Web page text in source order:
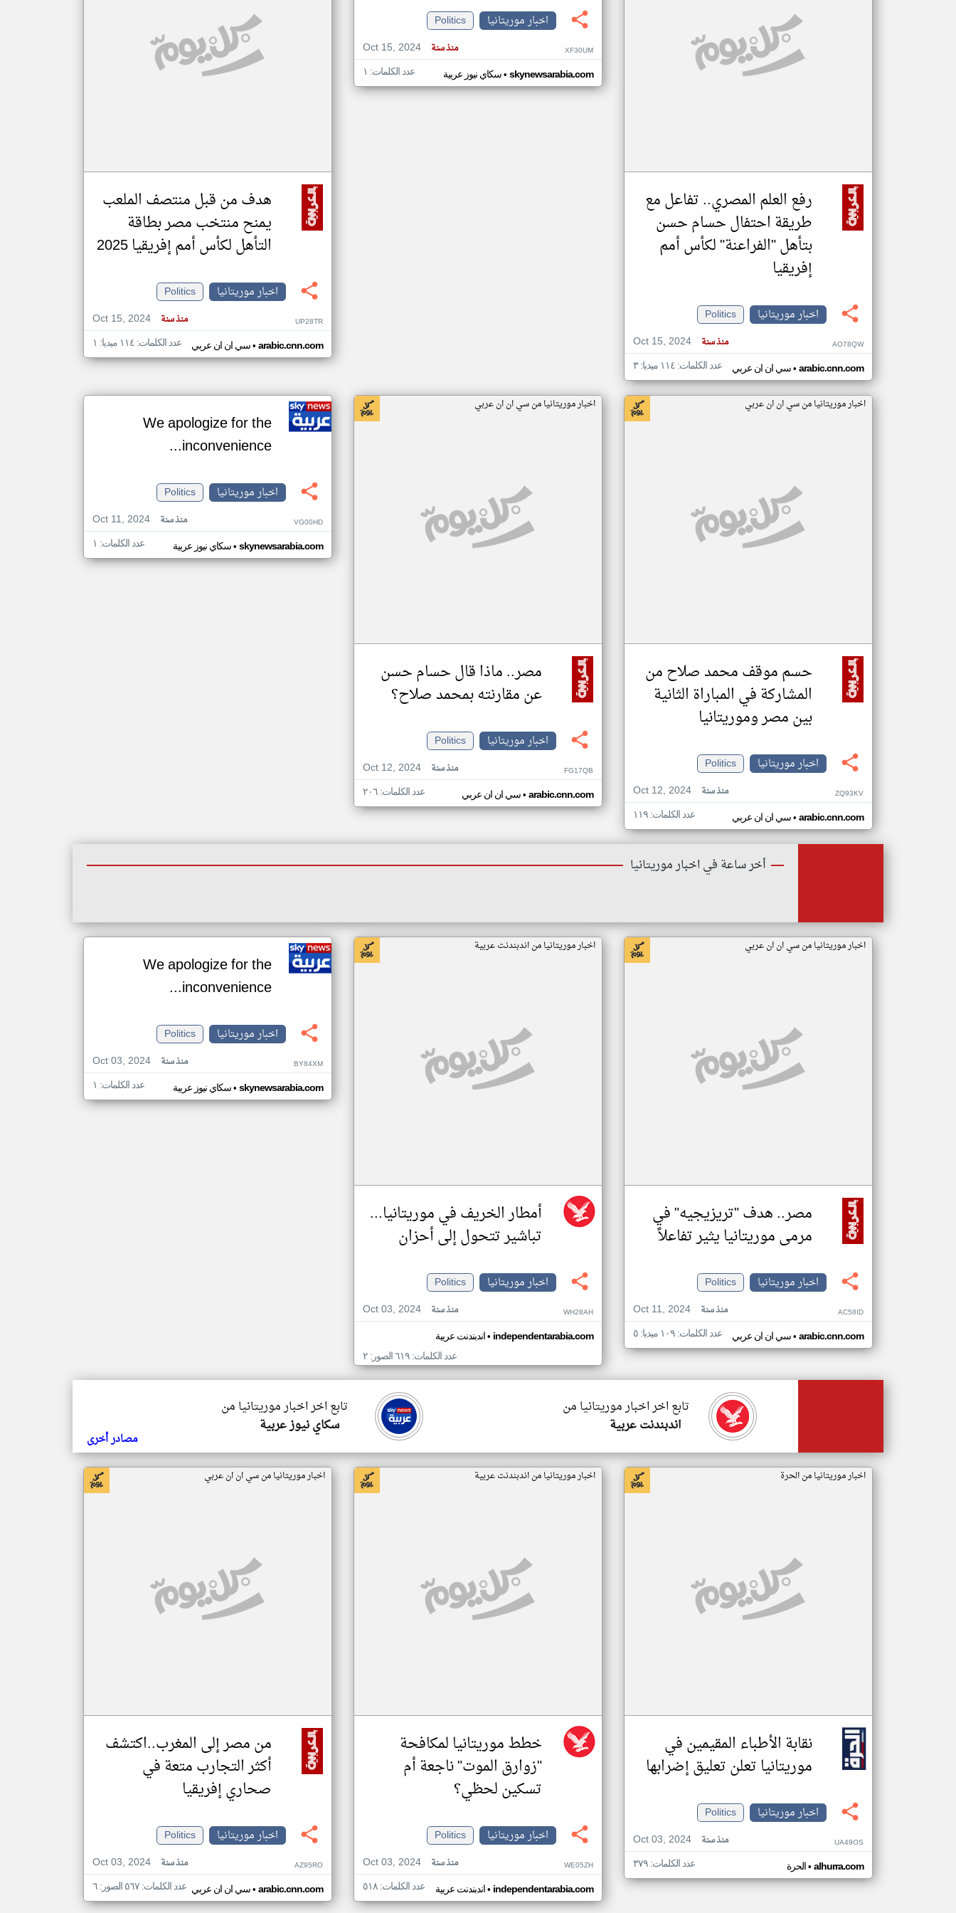
مصادر الأخبار من موريتانيا
رفع العلم المصري.. تفاعل مع
طريقة احتفال حسام حسن
بتأهل "الفراعنة" لكأس أمم
إفريقيا
اخبار موريتانيا
Politics
Oct 15, 2024
منذ سنة AO78QW
سي ان ان عربي• arabic.cnn.com عدد الكلمات: ١١٤ ميديا: ٣
اخبار موريتانيا
Politics
Oct 15, 2024
منذ سنة XF30UM
سكاي نيوز عربية• skynewsarabia.com عدد الكلمات: ١
هدف من قبل منتصف الملعب
يمنح منتخب مصر بطاقة
التأهل لكأس أمم إفريقيا 2025
اخبار موريتانيا
Politics
Oct 15, 2024
منذ سنة UP28TR
سي ان ان عربي• arabic.cnn.com عدد الكلمات: ١١٤ ميديا: ١
اخبار موريتانيا من سي ان ان عربي
حسم موقف محمد صلاح من
المشاركة في المباراة الثانية
بين مصر وموريتانيا
اخبار موريتانيا
Politics
Oct 12, 2024
منذ سنة ZQ93KV
سي ان ان عربي• arabic.cnn.com عدد الكلمات: ١١٩
اخبار موريتانيا من سي ان ان عربي
مصر.. ماذا قال حسام حسن
عن مقارنته بمحمد صلاح؟
اخبار موريتانيا
Politics
Oct 12, 2024
منذ سنة FG17QB
سي ان ان عربي• arabic.cnn.com عدد الكلمات: ٢٠٦
We apologize for the
inconvenience...
اخبار موريتانيا
Politics
Oct 11, 2024
منذ سنة VG00HD
سكاي نيوز عربية• skynewsarabia.com عدد الكلمات: ١
أخر ساعة في اخبار موريتانيا
اخبار موريتانيا من سي ان ان عربي
مصر.. هدف "تريزيجيه" في
مرمى موريتانيا يثير تفاعلاً
اخبار موريتانيا
Politics
Oct 11, 2024
منذ سنة AC58ID
سي ان ان عربي• arabic.cnn.com عدد الكلمات: ١٠٩ ميديا: ٥
اخبار موريتانيا من اندبندنت عربية
أمطار الخريف في موريتانيا...
تباشير تتحول إلى أحزان
اخبار موريتانيا
Politics
Oct 03, 2024
منذ سنة WH28AH
اندبندنت عربية• independentarabia.com
عدد الكلمات: ٦١٩ الصور: ٢
We apologize for the
inconvenience...
اخبار موريتانيا
Politics
Oct 03, 2024
منذ سنة BY84XM
سكاي نيوز عربية• skynewsarabia.com عدد الكلمات: ١
تابع اخر اخبار موريتانيا من
سكاي نيوز عربية
تابع اخر اخبار موريتانيا من
اندبندنت عربية
مصادر أخرى
اخبار موريتانيا من الحرة
نقابة الأطباء المقيمين في
موريتانيا تعلن تعليق إضرابها
اخبار موريتانيا
Politics
Oct 03, 2024
منذ سنة UA49OS
الحرة• alhurra.com عدد الكلمات: ٣٧٩
اخبار موريتانيا من اندبندنت عربية
خطط موريتانيا لمكافحة
"زوارق الموت" ناجعة أم
تسكين لحظي؟
اخبار موريتانيا
Politics
Oct 03, 2024
منذ سنة WE05ZH
اندبندنت عربية• independentarabia.com عدد الكلمات: ٥١٨
اخبار موريتانيا من سي ان ان عربي
من مصر إلى المغرب..اكتشف
أكثر التجارب متعة في
صحاري إفريقيا
اخبار موريتانيا
Politics
Oct 03, 2024
منذ سنة AZ95RO
سي ان ان عربي• arabic.cnn.com عدد الكلمات: ٥٦٧ الصور: ٦